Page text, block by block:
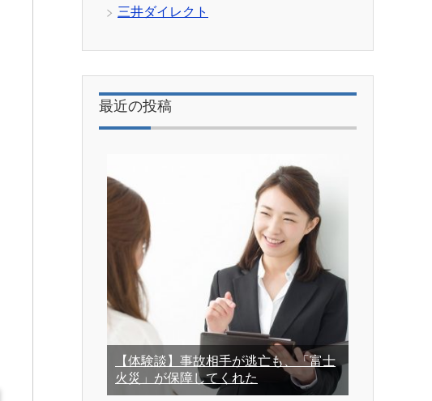
三井ダイレクト
最近の投稿
【体験談】事故相手が逃亡も、「富士
火災」が保障してくれた